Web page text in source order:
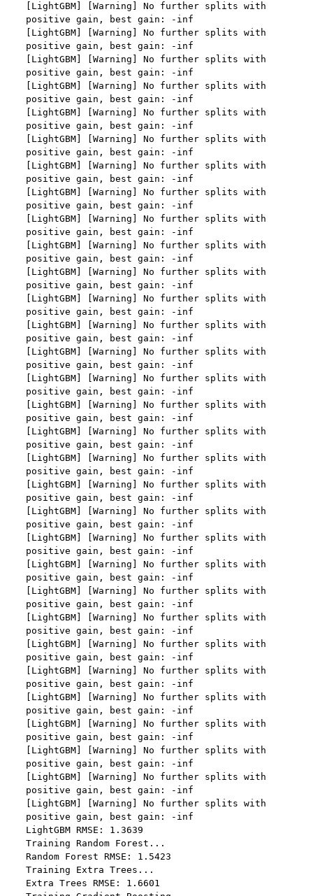
소셜 계정으로 로그인
로그인 하시려면 아래 이메일로 인증이 필요합니다. 이메일을 다
시 보내시겠습니까?
데이콘 회원가입을 환영합니다. 메일 인증은 데이콘 회원가입
을 위한 필수 절차입니다. 아래 이메일을 인증하여 회원가입 절
정보보호 등에 관한 법률」에서 정하고 있는 방법으로 개인정
보 취급방침을 통해 알림으로써 고지 절차와 동의 절차를 거치
지 아니한다.
제 10 조 (계약의 성립)
1. “사이트”는 제9조와 같은 구매 신청에 대하여 다음 각 호에 해
당하면 승낙하지 않을 수 있다. 다만, 미성년자와 계약을 체결하
는 경우에는 법정대리인의 동의를 얻지 못하면 미성년자 본인
또는 법정대리인이 계약을 취소할 수 있다는 내용을 고지하여야
한다.
가. 신청 내용에 허위, 기재누락, 오기가 있는 경우
나. 기타 구매 신청에 승낙하는 것이 “사이트” 기술상 현저히 지
장이 있다고 판단하는 경우
2. “사이트”의 승낙이 제12조 제1항의 수신 확인통지형태로 이
용자에게 도달한 시점에 계약이 성립한 것으로 본다.
3. “사이트”의 승낙 의사 표시에는 이용자의 구매 신청에 대한
확인 및 판매 가능 여부, 구매 신청의 정정 취소 등에 관한 정보
등을 포함하여야 한다.
제 11 조 (지급방법)
“사이트”에서 구매한 재화 및 서비스에 대한 대금지급방법은 다
음 각 호의 방법 중 가용한 방법으로 할 수 있다. 단, “회사”는 이
용자의 지급방법에 대하여 재화 및 서비스 등의 대금에 어떠한
명목의 수수료도 추가하여 징수할 수 없다.
가. 폰 뱅킹, 인터넷 뱅킹, 메일 뱅킹 등의 각종 계좌이체
나. 선불카드, 직불카드, 신용카드 등의 각종 카드 결제
다. 온라인 무통장 입금
라. 전자화폐에 의한 결제
마. 마일리지 등 “사이트”가 지급한 포인트에 의한 결제
바. “사이트”와 계약을 맺었거나 “사이트”가 인정한 상품권에 의
한 결제
사. 기타 전자적 지급 방법에 의한 대금 지급 등
제 12 조 (수신확인통지․구매 신청 변경 및 취소)
1. “사이트”는 이용자의 구매 신청이 있는 경우 이용자에게 수신
확인통지를 한다.
2. 수신확인통지를 받은 이용자는 의사표시의 불일치 등이 있는
경우에는 수신확인통지를 받은 후 즉시 구매 신청 변경 및 취소
를 요청할 수 있고 “사이트”는 제공 전에 이용자의 요청이 있는
경우에는 지체 없이 그 요청에 따라 처리하여야 한다. 다만 이미
대금을 지불한 경우에는 제15조의 청약철회 등에 관한 규정에
따른다.
제 13 조 (재화 및 서비스 등의 공급)
“사이트”는 이용자와 재화 및 서비스 등의 공급 시기에 관하여
별도의 약정이 없는 이상, 이용자가 청약을 한 날부터 재화 및 서
비스 등을 제공할 수 있도록 필요한 조치를 취한다. “사이트”는
이용자가 재화 및 서비스 등의 제공 절차 및 진행 사항을 확인할
수 있도록 적절한 조치를 한다.
가. 처리위탁
"회사"는 서비스 향상을 위해서 아래와 같이 개인정보를 위탁하
고 있으며, 관계 법령에 따라 위탁계약 시 개인정보가 안전하게
관리될 수 있도록 필요한 사항을 규정하고 있습니다. 변동사항
발생 시 공지사항 또는 개인정보취급방침을 통해 고지하도록 하
겠습니다.
수탁업체              위탁업무내용
지엔유 세무회계    대회 수상자에 따른 소득신고 대행
Mailchimp         뉴스레터 발송 대행
나. 다음의 경우에는 합당한 절차를 통하여 개인정보를 제공 또
는 이용할 수 있습니다.
1) ‘기업 회원’(채용 의뢰 기업)에게 개인정보 제공
데이콘 인재풀 등록 회원의 개인정보는 데이콘 인재풀 서비스의
채용 의뢰가 있는 불특정 다수의 기업 회원이 열람할 수 있음.
-개인 정보를 제공 받는자 : 기업회원
-개인정보를 제공받는 자의 개인정보 이용 목적 : 채용을 위한
적합자 확인
-제공하는 개인정보의 항목 : 데이콘 인재풀 등록시 수집하는 항
목
-개인정보를 제공받는 자의 개인정보 보유 및 이용기간 : 제휴
계약 종료 시
2) 채용에 지원하는 경우
이용자가 데이콘을 통해 채용 서비스에 지원하는 경우, 채용 절
차 진행을 위해 채용 의뢰 ‘기업 회원’에게 이용자의 연락처 등
개인정보를 제공.
3) 매각, 인수합병
서비스 제공자의 권리, 의무가 승계 또는 이전되는 경우 이를 반
드시 사전에 고지하며 이용자의 개인정보에 대한 동의철회의 선
택권을 부여합니다.
4) 다만, 아래의 경우에는 예외로 합니다.
관계법령에 의거하거나, 수사 목적으로 법령에 정해진 절차와
방법에 따라 수사기관의 요구가 있는 경우
다. 다음의 경우에 한하여 회원의 개인정보를 해외에 제공 또는
보관하고 있습니다.
1) 국외 기업 회원
해외 취업을 원하는 회원의 개인정보를 제공하는 국외 기업이
있으며, 제휴를 통한 변동사항 발생 시 사전공지 합니다. 이 경우
개별적인 동의를 구하는 절차를 거치며, 동의가 없는 경우에는
제공하지 않습니다.